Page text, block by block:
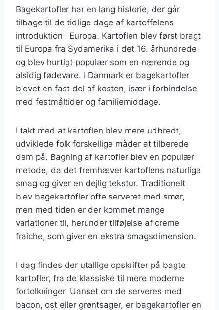
Bagekartofler har en lang historie, der går
tilbage til de tidlige dage af kartoffelens
introduktion i Europa. Kartoflen blev først bragt
til Europa fra Sydamerika i det 16. århundrede
og blev hurtigt populær som en nærende og
alsidig fødevare. I Danmark er bagekartofler
blevet en fast del af kosten, især i forbindelse
med festmåltider og familiemiddage.
I takt med at kartoflen blev mere udbredt,
udviklede folk forskellige måder at tilberede
dem på. Bagning af kartofler blev en populær
metode, da det fremhæver kartoflens naturlige
smag og giver en dejlig tekstur. Traditionelt
blev bagekartofler ofte serveret med smør,
men med tiden er der kommet mange
variationer til, herunder tilføjelse af creme
fraiche, som giver en ekstra smagsdimension.
I dag findes der utallige opskrifter på bagte
kartofler, fra de klassiske til mere moderne
fortolkninger. Uanset om de serveres med
bacon, ost eller grøntsager, er bagekartofler en